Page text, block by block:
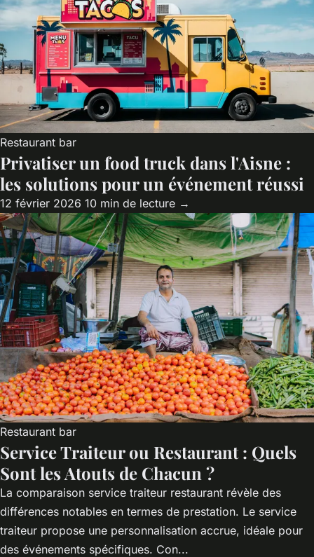
Restaurant bar
Privatiser un food truck dans l'Aisne :
les solutions pour un événement réussi
12 février 2026 10 min de lecture →
Restaurant bar
Service Traiteur ou Restaurant : Quels
Sont les Atouts de Chacun ?
La comparaison service traiteur restaurant révèle des
différences notables en termes de prestation. Le service
traiteur propose une personnalisation accrue, idéale pour
des événements spécifiques. Con...